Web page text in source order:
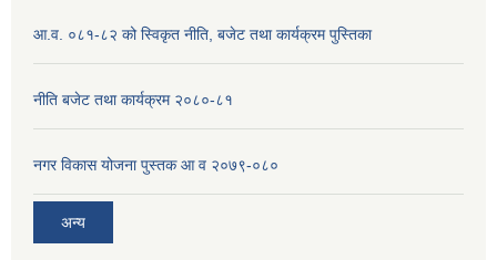
आ.व. ०८१-८२ को स्विकृत नीति, बजेट तथा कार्यक्रम पुस्तिका
नीति बजेट तथा कार्यक्रम २०८०-८१
नगर विकास योजना पुस्तक आ व २०७९-०८०
अन्य